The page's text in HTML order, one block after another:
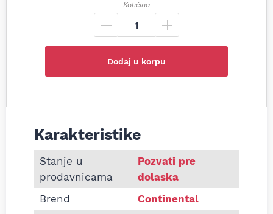
Količina
Dodaj u korpu
Informacije o Pk kaiš Continental 7PK880
Karakteristike
Stanje u
prodavnicama
Pozvati pre
dolaska
Brend
Continental